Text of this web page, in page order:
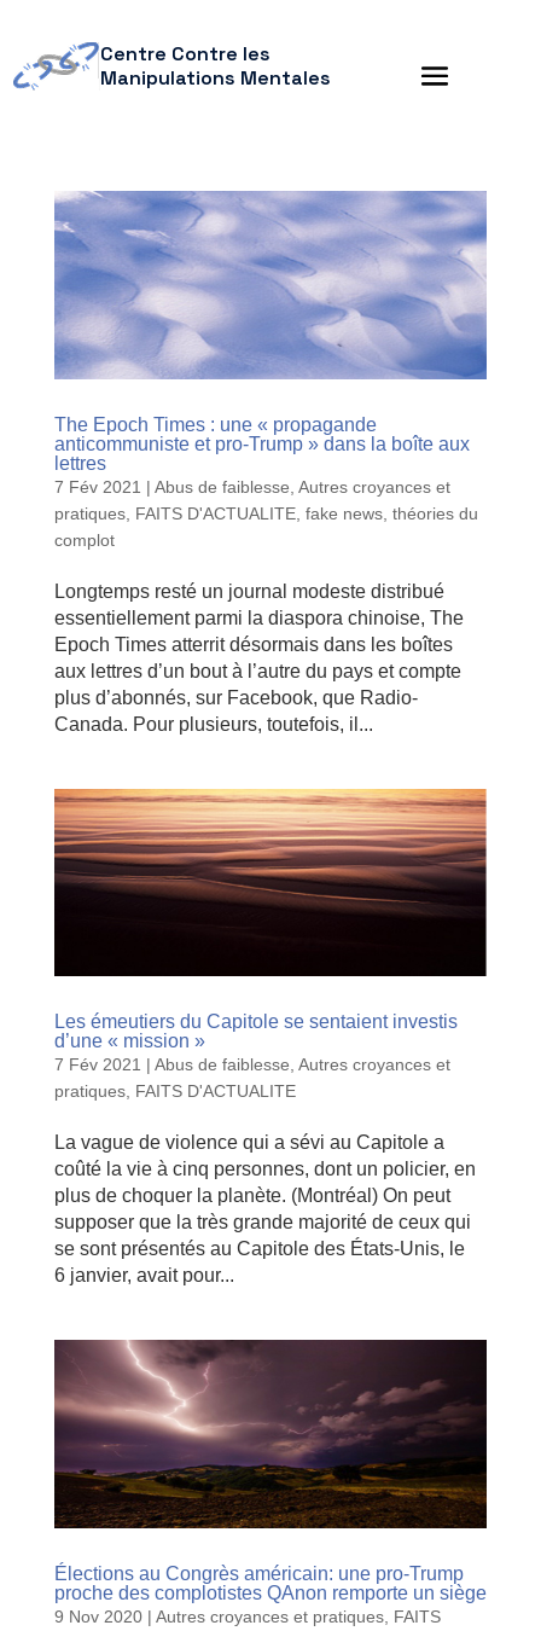
Centre Contre les
Manipulations Mentales
The Epoch Times : une « propagande
anticommuniste et pro-Trump » dans la boîte aux
lettres
7 Fév 2021 | Abus de faiblesse Autres croyances et
pratiques, FAITS D'ACTUALITE, fake news, théories du
complot
Longtemps resté un journal modeste distribué
essentiellement parmi la diaspora chinoise, The
Epoch Times atterrit désormais dans les boîtes
aux lettres d’un bout à l’autre du pays et compte
plus d’abonnés, sur Facebook, que Radio-
Canada. Pour plusieurs, toutefois, il...
Les émeutiers du Capitole se sentaient investis
d’une « mission »
7 Fév 2021 | Abus de faiblesse, Autres croyances et
pratiques, FAITS D'ACTUALITE
La vague de violence qui a sévi au Capitole a
coûté la vie à cinq personnes, dont un policier, en
plus de choquer la planète. (Montréal) On peut
supposer que la très grande majorité de ceux qui
se sont présentés au Capitole des États-Unis, le
6 janvier, avait pour...
Élections au Congrès américain: une pro-Trump
proche des complotistes QAnon remporte un siège
9 Nov 2020| Autres croyances et pratiques, FAITS